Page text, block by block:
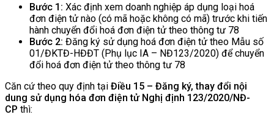
Bước 1: Xác định xem doanh nghiệp áp dụng loại hoá
đơn điện tử nào (có mã hoặc không có mã) trước khi tiến
hành chuyển đổi hoá đơn điện tử theo thông tư 78
Bước 2: Đăng ký sử dụng hoá đơn điện tử theo Mẫu số
01/ĐKTĐ-HĐĐT (Phụ lục IA – NĐ123/2020) để chuyển
đổi hoá đơn điện tử theo thông tư 78
Căn cứ theo quy định tại Điều 15 – Đăng ký, thay đổi nội
dung sử dụng hóa đơn điện tử Nghị định 123/2020/NĐ-
CP thì: